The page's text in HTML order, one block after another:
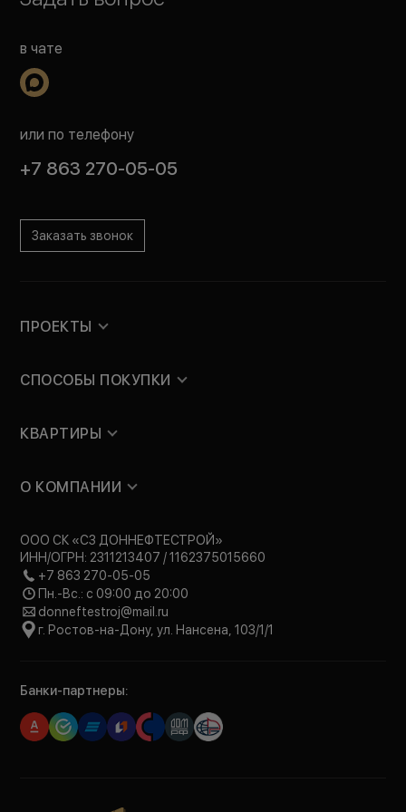
в чате
или по телефону
+7 863 270-05-05
Заказать звонок
ПРОЕКТЫ
СПОСОБЫ ПОКУПКИ
КВАРТИРЫ
О КОМПАНИИ
ООО СК «СЗ ДОННЕФТЕСТРОЙ»
ИНН/ОГРН: 2311213407 / 1162375015660
+7 863 270-05-05
Пн.-Вс.: с 09:00 до 20:00
donneftestroj@mail.ru
г. Ростов-на-Дону, ул. Нансена, 103/1/1
Банки-партнеры: